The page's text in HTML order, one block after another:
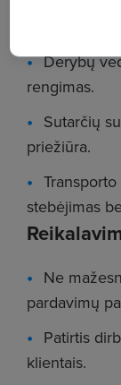
Derybų
rengimas.
Sutarčių
priežiūra.
stebėjimas
Ne
pardavimų
Patirtis
klientais.